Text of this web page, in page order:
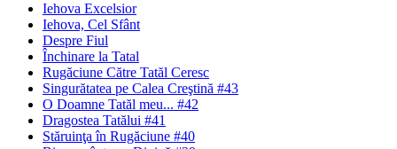
Iehova Excelsior
Iehova, Cel Sfânt
Despre Fiul
Închinare la Tatal
Rugăciune Către Tatăl Ceresc
Singurătatea pe Calea Creştină #43
O Doamne Tatăl meu... #42
Dragostea Tatălui #41
Stăruinţa în Rugăciune #40